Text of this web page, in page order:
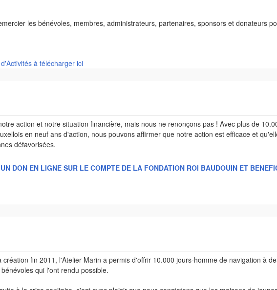
les bénévoles, membres, administrateurs, partenaires, sponsors et donateurs
à télécharger ici
action et notre situation financière, mais nous ne renonçons pas ! Avec plus de
en neuf ans d'action, nous pouvons affirmer que notre action est efficace et
défavorisées.
DON EN LIGNE SUR LE COMPTE DE LA FONDATION ROI BAUDOUIN ET
fin 2011, l'Atelier Marin a permis d'offrir 10.000 jours-homme de navigation à
qui l'ont rendu possible.